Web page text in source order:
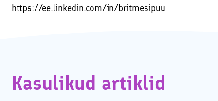
https://ee.linkedin.com/in/britmesipuu
Kasulikud artiklid